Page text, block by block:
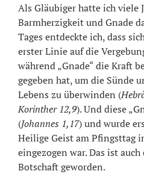
Als Gläubiger hatte ich viele
Barmherzigkeit und Gnade
Tages entdeckte ich, dass
erster Linie auf die
während „Gnade“ die Kraft
gegeben hat, um die Sünde
Lebens zu überwinden (
Korinther 12,9). Und diese
(Johannes 1,17) und wurde
Heilige Geist am Pfingsttag
eingezogen war. Das ist
Botschaft geworden.